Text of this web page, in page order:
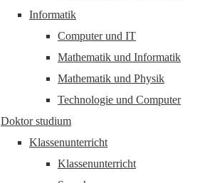
Informatik
Computer und IT
Mathematik und Informatik
Mathematik und Physik
Technologie und Computer
Doktor studium
Klassenunterricht
Klassenunterricht